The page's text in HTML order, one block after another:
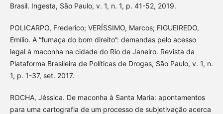
Brasil. Ingesta, São Paulo, v. 1, n. 1, p. 41-52, 2019.
POLICARPO, Frederico; VERÍSSIMO, Marcos; FIGUEIREDO,
Emílio. A “fumaça do bom direito”: demandas pelo acesso
legal à maconha na cidade do Rio de Janeiro. Revista da
Plataforma Brasileira de Políticas de Drogas, São Paulo, v. 1, n.
1, p. 1-37, set. 2017.
ROCHA, Jéssica. De maconha à Santa Maria: apontamentos
para uma cartografia de um processo de subjetivação acerca